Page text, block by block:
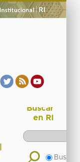
Buscar
en RI
Buscar